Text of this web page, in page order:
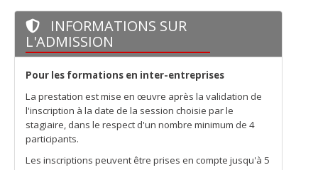
INFORMATIONS SUR
L'ADMISSION
Pour les formations en inter-entreprises
La prestation est mise en œuvre après la validation de
l'inscription à la date de la session choisie par le
stagiaire, dans le respect d'un nombre minimum de 4
participants.
Les inscriptions peuvent être prises en compte jusqu'à 5